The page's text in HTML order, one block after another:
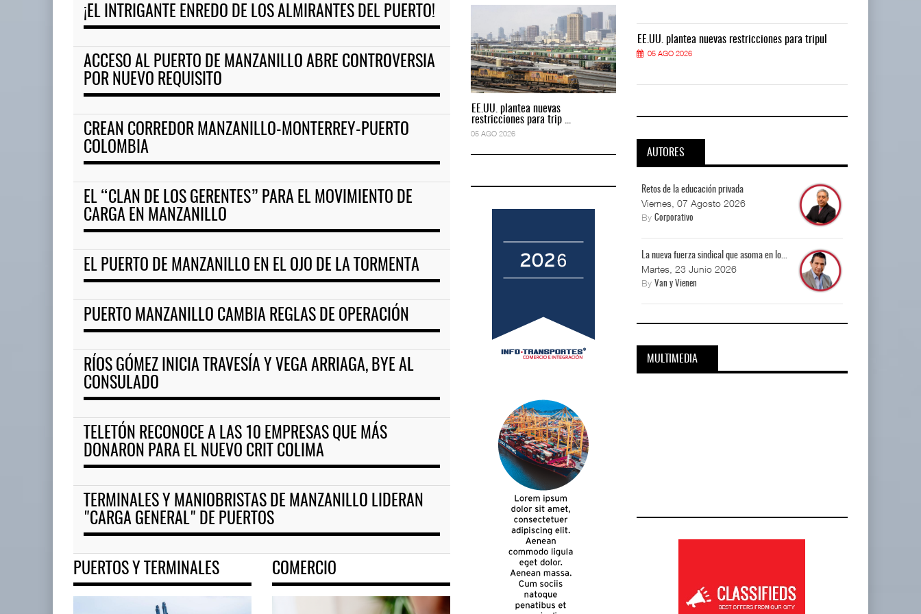
¡EL INTRIGANTE ENREDO DE LOS ALMIRANTES DEL PUERTO!
ACCESO AL PUERTO DE MANZANILLO ABRE CONTROVERSIA
POR NUEVO REQUISITO
CREAN CORREDOR MANZANILLO-MONTERREY-PUERTO
COLOMBIA
EL “CLAN DE LOS GERENTES” PARA EL MOVIMIENTO DE
CARGA EN MANZANILLO
EL PUERTO DE MANZANILLO EN EL OJO DE LA TORMENTA
PUERTO MANZANILLO CAMBIA REGLAS DE OPERACIÓN
RÍOS GÓMEZ INICIA TRAVESÍA Y VEGA ARRIAGA, BYE AL
CONSULADO
TELETÓN RECONOCE A LAS 10 EMPRESAS QUE MÁS
DONARON PARA EL NUEVO CRIT COLIMA
TERMINALES Y MANIOBRISTAS DE MANZANILLO LIDERAN
"CARGA GENERAL" DE PUERTOS
PUERTOS Y TERMINALES COMERCIO
restricciones para trip ...
05 AGO 2026
restricciones para trip ...
05 AGO 2026
EE.UU. plantea nuevas
restricciones para trip ...
05 AGO 2026
restricciones para trip ...
restricciones para trip ...
05 AGO 2026
EE.UU. plantea nuevas restricciones para tripul
05 AGO 2026
EE.UU. plantea nuevas restricciones para tripul
05 AGO 2026
AUTORES
Retos de la educación privada
Viernes, 07 Agosto 2026
By Corporativo
La nueva fuerza sindical que asoma en lo...
Martes, 23 Junio 2026
By Van y Vienen
MULTIMEDIA